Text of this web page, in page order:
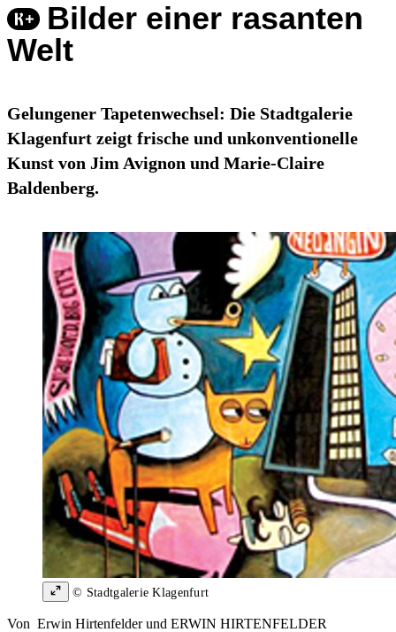
Bilder einer rasanten
Welt
Gelungener Tapetenwechsel: Die Stadtgalerie
Klagenfurt zeigt frische und unkonventionelle
Kunst von Jim Avignon und Marie-Claire
Baldenberg.
© Stadtgalerie Klagenfurt
Von Erwin Hirtenfelderund ERWIN HIRTENFELDER